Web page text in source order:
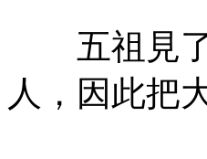
五祖見了
人，因此把